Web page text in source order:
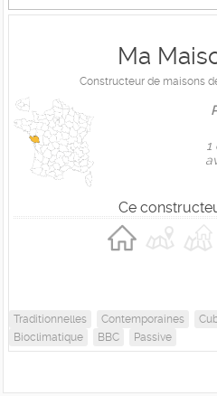
Ma
Constructeur de maisons
Ce
Traditionnelles Contemporaines
Bioclimatique
BBC Passive